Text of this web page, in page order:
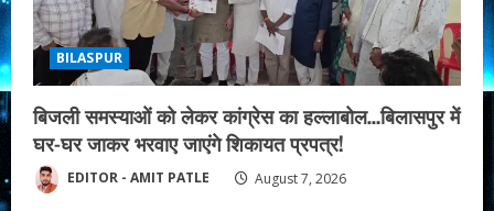
d
i
n
g
BILASPUR
बिजली समस्याओं को लेकर कांग्रेस का हल्लाबोल…बिलासपुर में
घर-घर जाकर भरवाए जाएंगे शिकायत प्रपत्र!
EDITOR - AMIT PATLE August 7, 2026